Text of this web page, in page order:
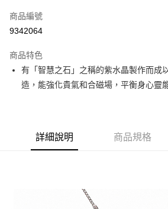
商品編號
9342064
商品特色
有「智慧之石」之稱的紫水晶製作而成
造，能強化貴氣和合磁場，平衡身心靈
詳細說明 商品規格